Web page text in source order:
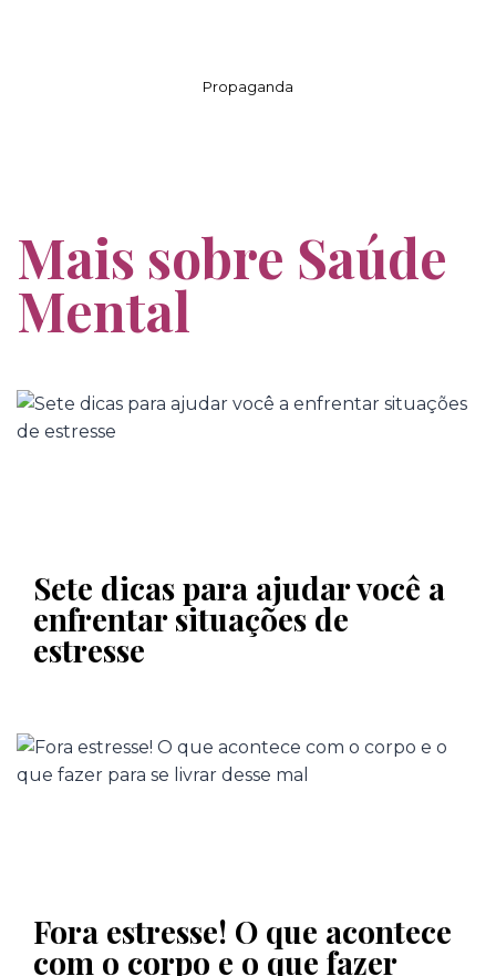
Propaganda
Mais sobre Saúde
Mental
Sete dicas para ajudar você a
enfrentar situações de
estresse
Fora estresse! O que acontece
com o corpo e o que fazer